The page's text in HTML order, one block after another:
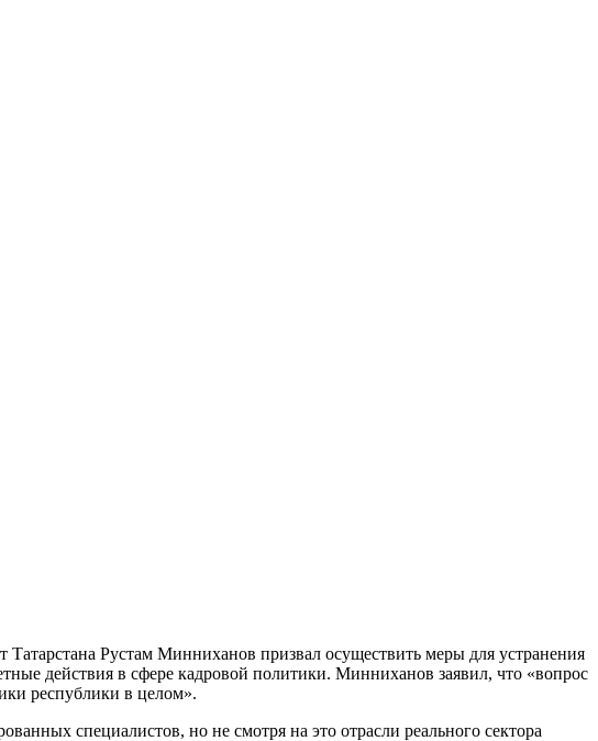
Рустам Минниханов призвал осуществить меры для устранения
действия в сфере кадровой политики. Минниханов заявил, что «вопрос
республики в целом».
специалистов, но не смотря на это отрасли реального сектора